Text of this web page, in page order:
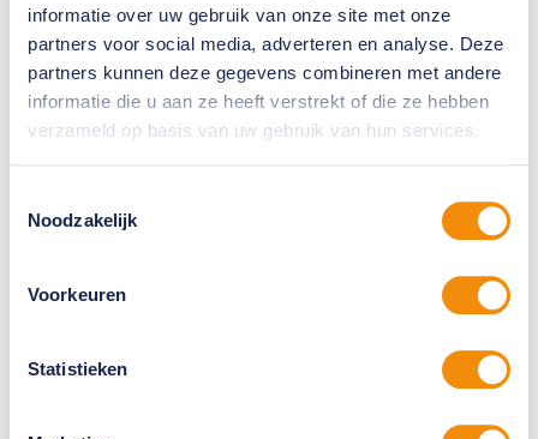
informatie over uw gebruik van onze site met onze
partners voor social media, adverteren en analyse. Deze
partners kunnen deze gegevens combineren met andere
informatie die u aan ze heeft verstrekt of die ze hebben
verzameld op basis van uw gebruik van hun services.
Noodzakelijk
Voorkeuren
Statistieken